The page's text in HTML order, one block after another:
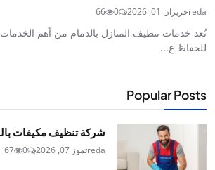
redaحزيران 01, 2026 0
66
تُعد خدمات تنظيف المنازل بالدمام من أهم الخدمات
للحفاظ ع...
Popular Posts
شركة تنظيف مكيفات
redaتموز 07, 2026 0
67